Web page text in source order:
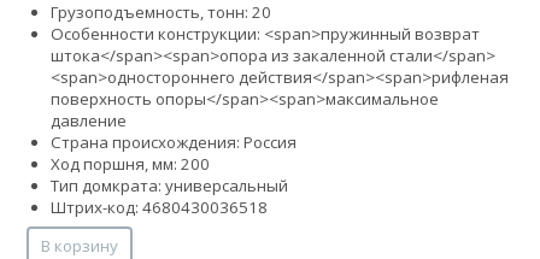
Грузоподъемность, тонн: 20
Особенности конструкции: <span>пружинный возврат
штока</span><span>опора из закаленной стали</span>
<span>одностороннего действия</span><span>рифленая
поверхность опоры</span><span>максимальное
давление
Страна происхождения: Россия
Ход поршня, мм: 200
Тип домкрата: универсальный
Штрих-код: 4680430036518
В корзину